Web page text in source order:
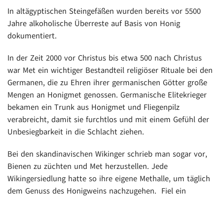
In altägyptischen Steingefäßen wurden bereits vor 5500
Jahre alkoholische Überreste auf Basis von Honig
dokumentiert.
In der Zeit 2000 vor Christus bis etwa 500 nach Christus
war Met ein wichtiger Bestandteil religiöser Rituale bei den
Germanen, die zu Ehren ihrer germanischen Götter große
Mengen an Honigmet genossen. Germanische Elitekrieger
bekamen ein Trunk aus Honigmet und Fliegenpilz
verabreicht, damit sie furchtlos und mit einem Gefühl der
Unbesiegbarkeit in die Schlacht ziehen.
Bei den skandinavischen Wikinger schrieb man sogar vor,
Bienen zu züchten und Met herzustellen. Jede
Wikingersiedlung hatte so ihre eigene Methalle, um täglich
dem Genuss des Honigweins nachzugehen. Fiel ein